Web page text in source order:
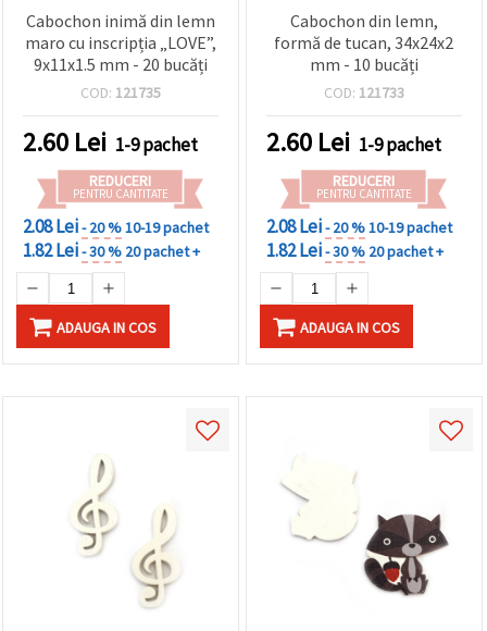
Cabochon inimă din lemn
maro cu inscripția „LOVE”,
9x11x1.5 mm - 20 bucăți
COD: 121735
2.60 Lei 1-9 pachet
REDUCERI
PENTRU CANTITATE
2.08 Lei- 20 %10-19 pachet
1.82 Lei- 30 % 20 pachet +
ADAUGA IN COS
Cabochon din lemn,
formă de tucan, 34x24x2
mm - 10 bucăți
COD: 121733
2.60 Lei 1-9 pachet
REDUCERI
PENTRU CANTITATE
2.08 Lei- 20 %10-19 pachet
1.82 Lei- 30 % 20 pachet +
ADAUGA IN COS